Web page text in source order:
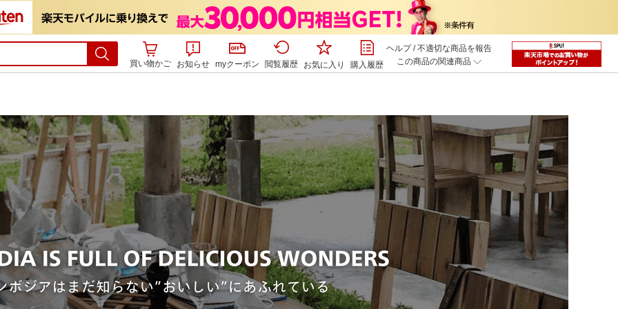
買い物かご お知らせ myクーポン 閲覧履歴 お気に入り 購入履歴
ヘルプ/不適切な商品を報告
この商品の関連商品